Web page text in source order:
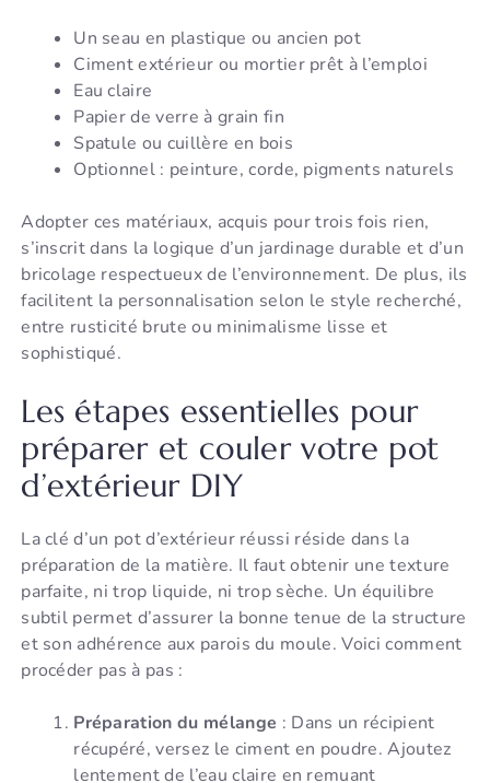
Un seau en plastique ou ancien pot
Ciment extérieur ou mortier prêt à l’emploi
Eau claire
Papier de verre à grain fin
Spatule ou cuillère en bois
Optionnel : peinture, corde, pigments naturels
Adopter ces matériaux, acquis pour trois fois rien,
s’inscrit dans la logique d’un jardinage durable et d’un
bricolage respectueux de l’environnement. De plus, ils
facilitent la personnalisation selon le style recherché,
entre rusticité brute ou minimalisme lisse et
sophistiqué.
Les étapes essentielles pour
préparer et couler votre pot
d’extérieur DIY
La clé d’un pot d’extérieur réussi réside dans la
préparation de la matière. Il faut obtenir une texture
parfaite, ni trop liquide, ni trop sèche. Un équilibre
subtil permet d’assurer la bonne tenue de la structure
et son adhérence aux parois du moule. Voici comment
procéder pas à pas :
Préparation du mélange : Dans un récipient
récupéré, versez le ciment en poudre. Ajoutez
lentement de l’eau claire en remuant